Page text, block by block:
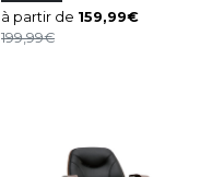
à partir de 159,99
199,99